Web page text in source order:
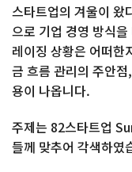
스타트업의 겨울이 왔
으로 기업 경영 방식
레이징 상황은 어떠한
금 흐름 관리의 주안
용이 나옵니다.
주제는 82스타트업
들께 맞추어 각색하였